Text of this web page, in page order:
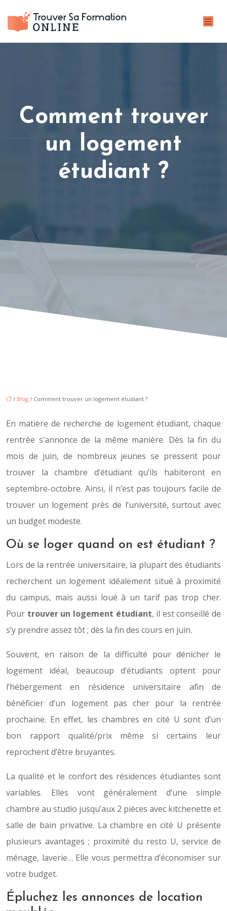
Comment trouver
un logement
étudiant ?
/ Blog / Comment trouver un logement étudiant ?
En matière de recherche de logement étudiant, chaque
rentrée s’annonce de la même manière. Dès la fin du
mois de juin, de nombreux jeunes se pressent pour
trouver la chambre d’étudiant qu’ils habiteront en
septembre-octobre. Ainsi, il n’est pas toujours facile de
trouver un logement près de l’université, surtout avec
un budget modeste.
Où se loger quand on est étudiant ?
Lors de la rentrée universitaire, la plupart des étudiants
recherchent un logement idéalement situé à proximité
du campus, mais aussi loué à un tarif pas trop cher.
Pour trouver un logement étudiant, il est conseillé de
s’y prendre assez tôt ; dès la fin des cours en juin.
Souvent, en raison de la difficulté pour dénicher le
logement idéal, beaucoup d’étudiants optent pour
l’hébergement en résidence universitaire afin de
bénéficier d’un logement pas cher pour la rentrée
prochaine. En effet, les chambres en cité U sont d’un
bon rapport qualité/prix même si certains leur
reprochent d’être bruyantes.
La qualité et le confort des résidences étudiantes sont
variables. Elles vont généralement d’une simple
chambre au studio jusqu’aux 2 pièces avec kitchenette et
salle de bain privative. La chambre en cité U présente
plusieurs avantages ; proximité du resto U, service de
ménage, laverie… Elle vous permettra d’économiser sur
votre budget.
Épluchez les annonces de location